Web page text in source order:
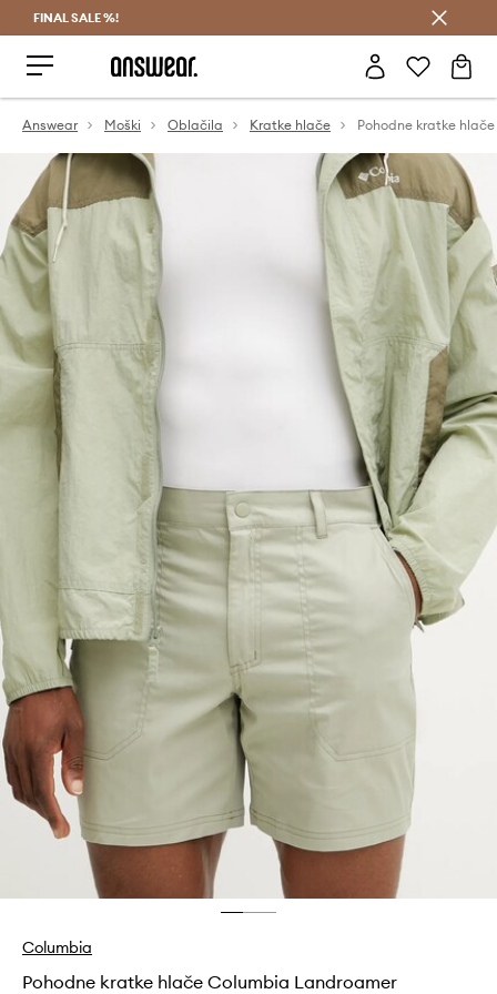
FINAL SALE %!
Answear Moški Oblačila Kratke hlače
Columbia
Pohodne kratke hlače Columbia Landroamer